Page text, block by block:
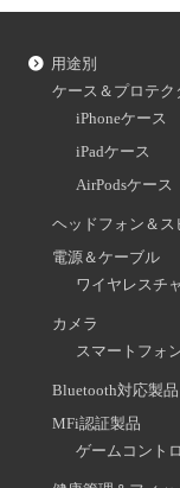
用途別
ケース＆プロテク
iPhoneケース
iPadケース
AirPodsケース
ヘッドフォン＆ス
電源＆ケーブル
ワイヤレスチ
カメラ
スマートフォ
Bluetooth対応製品
MFi認証製品
ゲームコント